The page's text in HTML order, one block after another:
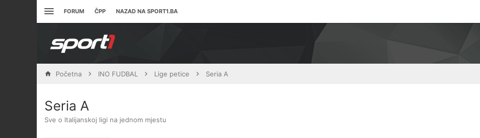
FORUM ČPP NAZAD NA SPORT1.BA
Početna INO FUDBAL Lige petice Seria A
Seria A
Sve o Italijanskoj ligi na jednom mjestu